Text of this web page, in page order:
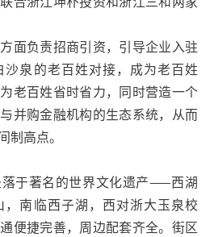
面负责招商引资，引导企业入驻
泉的老百姓对接，成为老百姓
老百姓省时省力，同时营造一个
并购金融机构的生态系统，从而
制高点。
于著名的世界文化遗产——西湖
南临西子湖，西对浙大玉泉校
便捷完善，周边配套齐全。街区